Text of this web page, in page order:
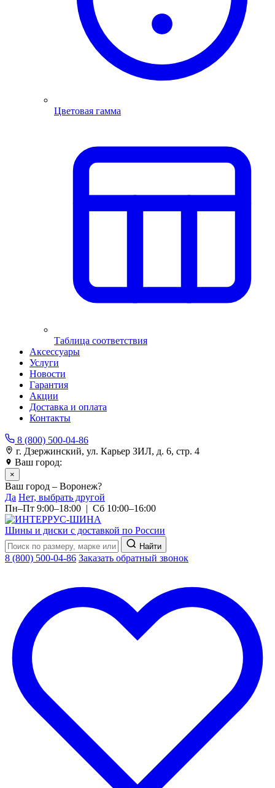
Цветовая гамма
Таблица соответствия
Аксессуары
Услуги
Новости
Гарантия
Акции
Доставка и оплата
Контакты
8 (800) 500-04-86
г. Дзержинский, ул. Карьер ЗИЛ, д. 6, стр. 4
Ваш город:
×
Ваш город – Воронеж?
Да Нет, выбрать другой
Пн–Пт 9:00–18:00 | Сб 10:00–16:00
Шины и диски с доставкой по России
Найти
8 (800) 500-04-86 Заказать обратный звонок